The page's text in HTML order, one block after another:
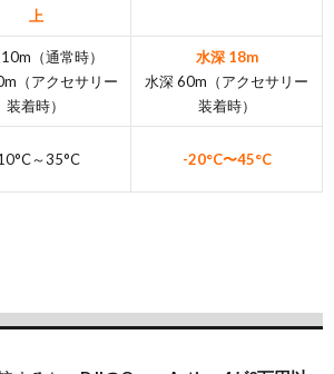
上
（通常時）
（アクセサリー
装着時）
水深 18m
水深 60m（アクセサリー
装着時）
～35°C -20°C〜45°C